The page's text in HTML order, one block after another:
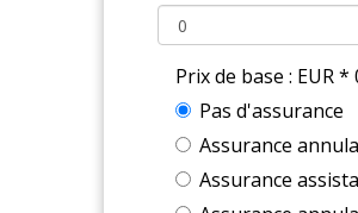
Prix de base : EUR
Pas d'assurance
Assurance
Assurance